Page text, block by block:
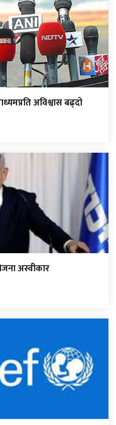
अविश्वास बढ्दो
अस्वीकार